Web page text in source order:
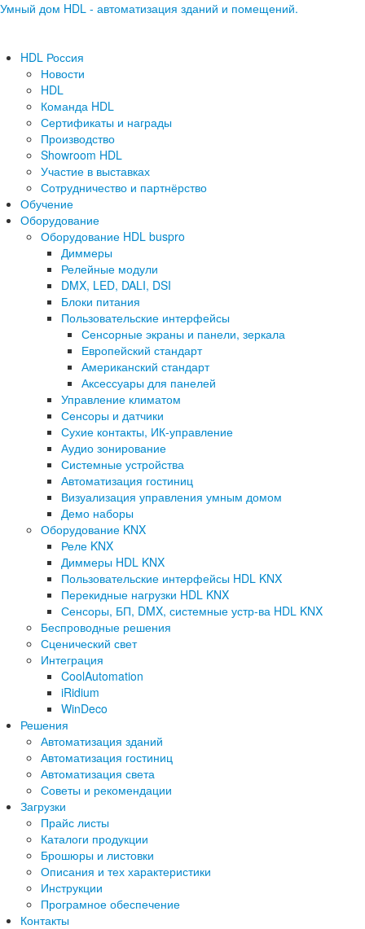
Умный дом HDL - автоматизация зданий и помещений.
HDL Россия
Новости
HDL
Команда HDL
Сертификаты и награды
Производство
Showroom HDL
Участие в выставках
Сотрудничество и партнёрство
Обучение
Оборудование
Оборудование HDL buspro
Диммеры
Релейные модули
DMX, LED, DALI, DSI
Блоки питания
Пользовательские интерфейсы
Сенсорные экраны и панели, зеркала
Европейский стандарт
Американский стандарт
Аксессуары для панелей
Управление климатом
Сенсоры и датчики
Сухие контакты, ИК-управление
Аудио зонирование
Системные устройства
Автоматизация гостиниц
Визуализация управления умным домом
Демо наборы
Оборудование KNX
Реле KNX
Диммеры HDL KNX
Пользовательские интерфейсы HDL KNX
Перекидные нагрузки HDL KNX
Сенсоры, БП, DMX, системные устр-ва HDL KNX
Беспроводные решения
Сценический свет
Интеграция
CoolAutomation
iRidium
WinDeco
Решения
Автоматизация зданий
Автоматизация гостиниц
Автоматизация света
Советы и рекомендации
Загрузки
Прайс листы
Каталоги продукции
Брошюры и листовки
Описания и тех характеристики
Инструкции
Програмное обеспечение
Контакты